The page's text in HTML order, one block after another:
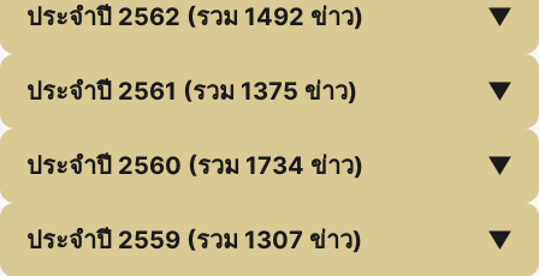
ประจำปี 2562 (รวม 1492 ข่าว) ▼
ประจำปี 2561 (รวม 1375 ข่าว) ▼
ประจำปี 2560 (รวม 1734 ข่าว) ▼
ประจำปี 2559 (รวม 1307 ข่าว) ▼